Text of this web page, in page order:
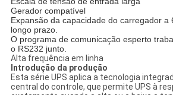
Gerador compatível
Expansão da capacidade do carregador a
longo prazo.
O programa de comunicação esperto
o RS232 junto.
Alta frequência em linha
Introdução da produção
Esta série UPS aplica a tecnologia
central do controle, que permite UPS à